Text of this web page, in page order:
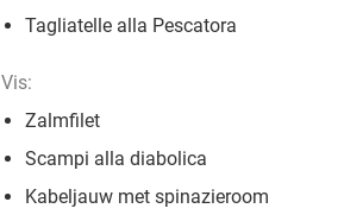
Tagliatelle alla Pescatora
Vis:
Zalmfilet
Scampi alla diabolica
Kabeljauw met spinazieroom